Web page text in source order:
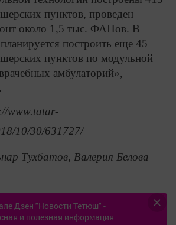
пунктов, проведен
около 1,5 тыс. ФАПов. В
построить еще 45
пунктов по модульной
амбулаторий», —
www.tatar-
10/30/631727/
Тухбатов, Валерия Белова
важным и интересным в
Татмедиа
Дзен "Новости Тетюш" -
и полезная информация